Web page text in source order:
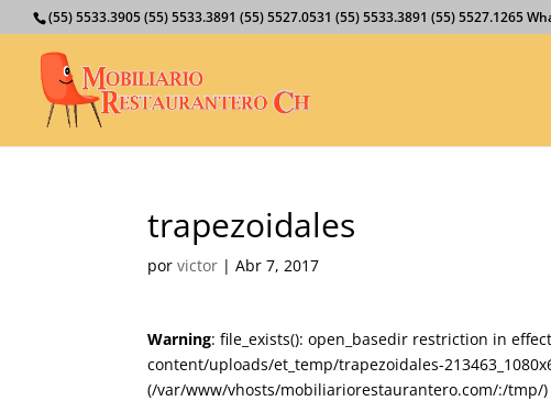
(55) 5533.3905 (55) 5533.3891 (55) 5527.0531 (55) 5533.3891 (55) 5527.1265
trapezoidales
porvictor |Abr 7, 2017
Warning: file_exists(): open_basedir restriction in
content/uploads/et_temp/trapezoidales-
(/var/www/vhosts/mobiliariorestaurantero.com/:/tmp/)